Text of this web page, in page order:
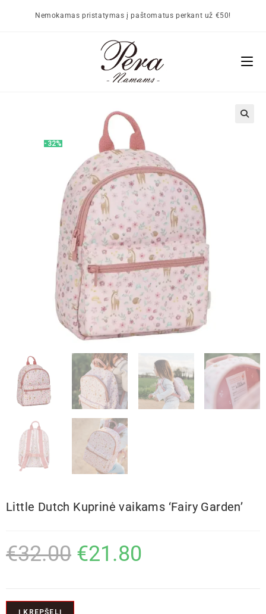
Nemokamas pristatymas į paštomatus perkant už €50!
-32%
Little Dutch Kuprinė vaikams ‘Fairy Garden’
€32.00 €21.80